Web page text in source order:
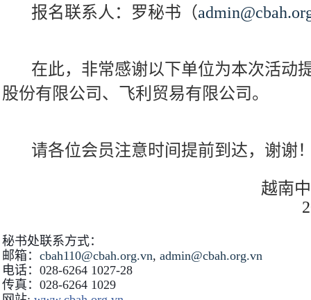
报名联系人： 罗秘书（
在此，非常感谢以下单位为本次活动
股份有限公司、飞利贸易有限公司。
请各位会员注意时间提前到达，谢谢
越南
秘书处联系方式：
邮箱： cbah110@cbah.org.vn, admin@cbah.org.vn
电话： 028-6264 1027-28
传真： 028-6264 1029